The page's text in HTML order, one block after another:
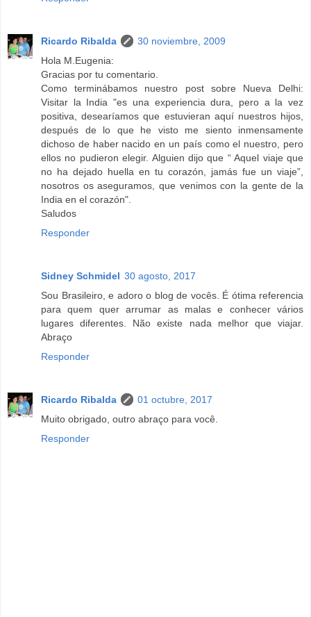
Ricardo Ribalda
30 noviembre, 2009
Hola M.Eugenia:
Gracias por tu comentario.
Como terminábamos nuestro post sobre Nueva Delhi:
Visitar la India "es una experiencia dura, pero a la vez
positiva, desearíamos que estuvieran aquí nuestros hijos,
después de lo que he visto me siento inmensamente
dichoso de haber nacido en un país como el nuestro, pero
ellos no pudieron elegir. Alguien dijo que “ Aquel viaje que
no ha dejado huella en tu corazón, jamás fue un viaje”,
nosotros os aseguramos, que venimos con la gente de la
India en el corazón".
Saludos
Responder
Sidney Schmidel 30 agosto, 2017
Sou Brasileiro, e adoro o blog de vocês. É ótima referencia
para quem quer arrumar as malas e conhecer vários
lugares diferentes. Não existe nada melhor que viajar.
Abraço
Responder
Ricardo Ribalda
01 octubre, 2017
Muito obrigado, outro abraço para você.
Responder